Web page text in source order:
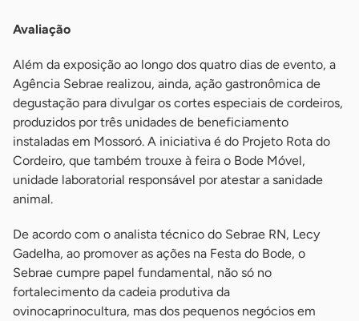
Avaliação
Além da exposição ao longo dos quatro dias de evento, a
Agência Sebrae realizou, ainda, ação gastronômica de
degustação para divulgar os cortes especiais de cordeiros,
produzidos por três unidades de beneficiamento
instaladas em Mossoró. A iniciativa é do Projeto Rota do
Cordeiro, que também trouxe à feira o Bode Móvel,
unidade laboratorial responsável por atestar a sanidade
animal.
De acordo com o analista técnico do Sebrae RN, Lecy
Gadelha, ao promover as ações na Festa do Bode, o
Sebrae cumpre papel fundamental, não só no
fortalecimento da cadeia produtiva da
ovinocaprinocultura, mas dos pequenos negócios em